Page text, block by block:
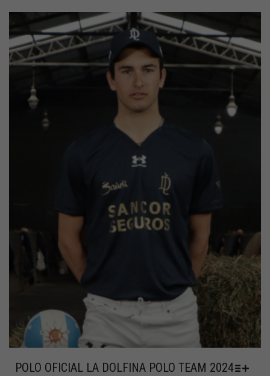
POLO OFICIAL LA DOLFINA POLO TEAM 2024